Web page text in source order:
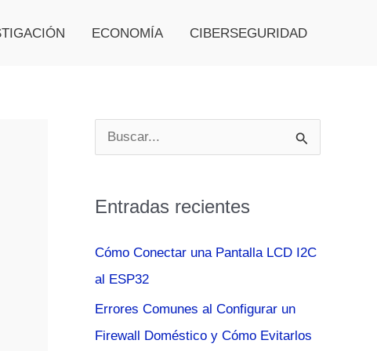
ECONOMÍA CIBERSEGURIDAD
u
c
o
r
Entradas recientes
Cómo Conectar una Pantalla LCD I2C
al ESP32
Errores Comunes al Configurar un
Firewall Doméstico y Cómo Evitarlos